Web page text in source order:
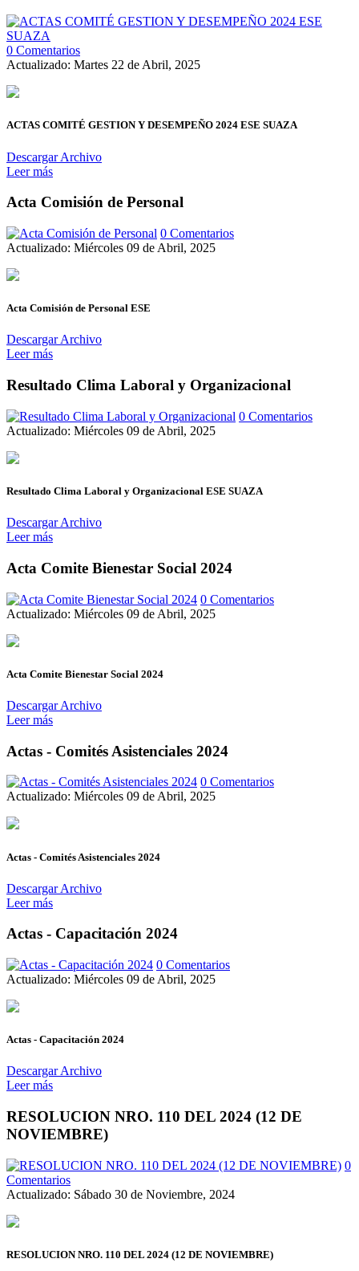
0 Comentarios
Actualizado: Martes 22 de Abril, 2025
ACTAS COMITÉ GESTION Y DESEMPEÑO 2024 ESE SUAZA
Descargar Archivo
Leer más
Acta Comisión de Personal
0 Comentarios
Actualizado: Miércoles 09 de Abril, 2025
Acta Comisión de Personal ESE
Descargar Archivo
Leer más
Resultado Clima Laboral y Organizacional
0 Comentarios
Actualizado: Miércoles 09 de Abril, 2025
Resultado Clima Laboral y Organizacional ESE SUAZA
Descargar Archivo
Leer más
Acta Comite Bienestar Social 2024
0 Comentarios
Actualizado: Miércoles 09 de Abril, 2025
Acta Comite Bienestar Social 2024
Descargar Archivo
Leer más
Actas - Comités Asistenciales 2024
0 Comentarios
Actualizado: Miércoles 09 de Abril, 2025
Actas - Comités Asistenciales 2024
Descargar Archivo
Leer más
Actas - Capacitación 2024
0 Comentarios
Actualizado: Miércoles 09 de Abril, 2025
Actas - Capacitación 2024
Descargar Archivo
Leer más
RESOLUCION NRO. 110 DEL 2024 (12 DE
NOVIEMBRE)
0
Comentarios
Actualizado: Sábado 30 de Noviembre, 2024
RESOLUCION NRO. 110 DEL 2024 (12 DE NOVIEMBRE)